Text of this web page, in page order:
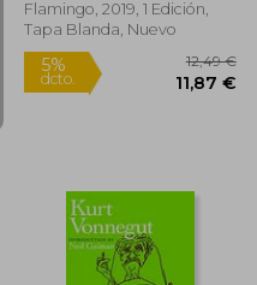
Flamingo, 2019, 1 Edición,
Tapa Blanda, Nuevo